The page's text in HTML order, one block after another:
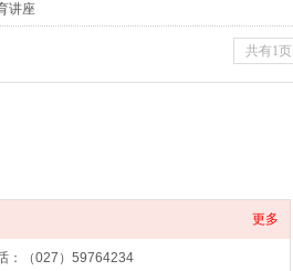
讲座
共有1页
更多
：（027）59764234